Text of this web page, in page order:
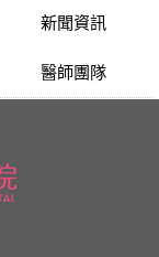
新聞資訊
醫師團隊